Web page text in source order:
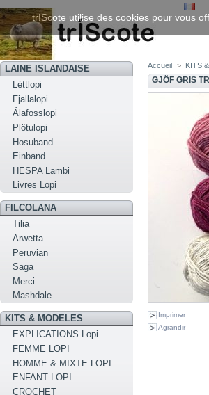
LAINE ISLANDAISE
Léttlopi
Fjallalopi
Álafosslopi
Plötulopi
Hosuband
Einband
HESPA Lambi
Livres Lopi
FILCOLANA
Tilia
Arwetta
Peruvian
Saga
Merci
Mashdale
KITS & MODELES
EXPLICATIONS Lopi
FEMME LOPI
HOMME & MIXTE LOPI
ENFANT LOPI
CROCHET
Accueil > KITS
GJÖF GRIS
Imprimer
Agrandir
trIScote utilise des cookies pour vous